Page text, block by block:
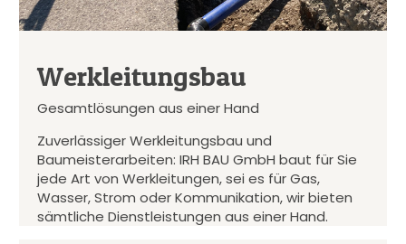
Werkleitungsbau
Gesamtlösungen aus einer Hand
Zuverlässiger Werkleitungsbau und
Baumeisterarbeiten: IRH BAU GmbH baut für Sie
jede Art von Werkleitungen, sei es für Gas,
Wasser, Strom oder Kommunikation, wir bieten
sämtliche Dienstleistungen aus einer Hand.